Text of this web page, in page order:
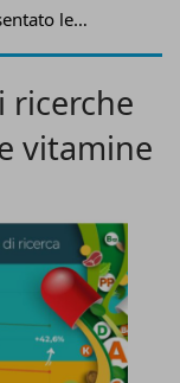
le
l’ecosistema
ricerche
vitamine